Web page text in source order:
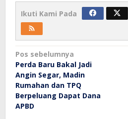
Ikuti Kami Pada
Navigasi
pos
Pos sebelumnya
Perda Baru Bakal Jadi
Angin Segar, Madin
Rumahan dan TPQ
Berpeluang Dapat Dana
APBD